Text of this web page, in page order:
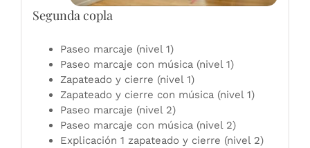
Segunda copla
Paseo marcaje (nivel 1)
Paseo marcaje con música (nivel 1)
Zapateado y cierre (nivel 1)
Zapateado y cierre con música (nivel 1)
Paseo marcaje (nivel 2)
Paseo marcaje con música (nivel 2)
Explicación 1 zapateado y cierre (nivel 2)